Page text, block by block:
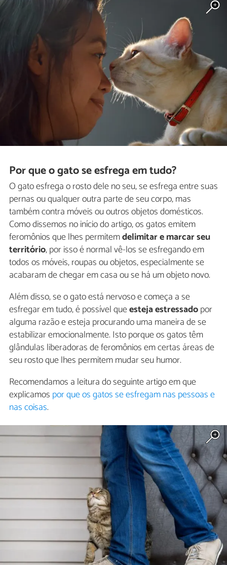
Por que o gato se esfrega em tudo?
O gato esfrega o rosto dele no seu, se esfrega entre suas
pernas ou qualquer outra parte de seu corpo, mas
também contra móveis ou outros objetos domésticos.
Como dissemos no início do artigo, os gatos emitem
feromônios que lhes permitemdelimitar e marcar seu
território, por isso é normal vê-los se esfregando em
todos os móveis, roupas ou objetos, especialmente se
acabaram de chegar em casa ou se há um objeto novo.
Além disso, se o gato está nervoso e começa a se
esfregar em tudo, é possível queesteja estressadopor
alguma razão e esteja procurando uma maneira de se
estabilizar emocionalmente. Isto porque os gatos têm
glândulas liberadoras de feromônios em certas áreas de
seu rosto que lhes permitem mudar seu humor.
Recomendamos a leitura do seguinte artigo em que
explicamos por que os gatos se esfregam nas pessoas e
nas coisas.